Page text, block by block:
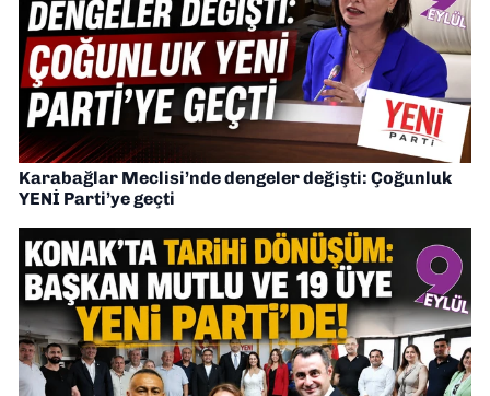
Karabağlar Meclisi’nde dengeler değişti: Çoğunluk
YENİ Parti’ye geçti